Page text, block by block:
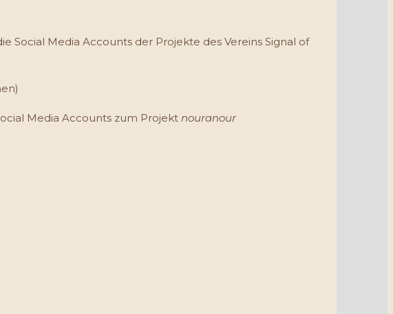
Social Media Accounts der Projekte des Vereins Signal of
Media Accounts zum Projekt nouranour